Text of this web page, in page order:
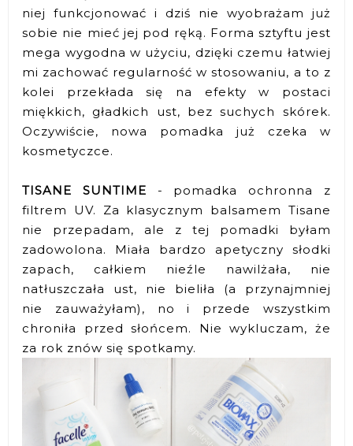
niej funkcjonować i dziś nie wyobrażam już
sobie nie mieć jej pod ręką. Forma sztyftu jest
mega wygodna w użyciu, dzięki czemu łatwiej
mi zachować regularność w stosowaniu, a to z
kolei przekłada się na efekty w postaci
miękkich, gładkich ust, bez suchych skórek.
Oczywiście, nowa pomadka już czeka w
kosmetyczce.
TISANE SUNTIME - pomadka ochronna z
filtrem UV. Za klasycznym balsamem Tisane
nie przepadam, ale z tej pomadki byłam
zadowolona. Miała bardzo apetyczny słodki
zapach, całkiem nieźle nawilżała, nie
natłuszczała ust, nie bieliła (a przynajmniej
nie zauważyłam), no i przede wszystkim
chroniła przed słońcem. Nie wykluczam, że
za rok znów się spotkamy.